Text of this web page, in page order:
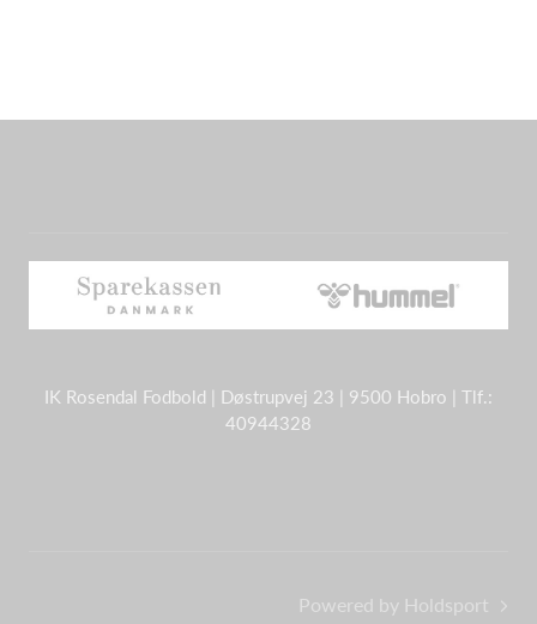
IK Rosendal Fodbold | Døstrupvej 23 | 9500 Hobro | Tlf.:
40944328
Powered by Holdsport